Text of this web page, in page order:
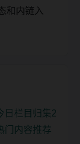
和内链入
日栏目归集2
门内容推荐